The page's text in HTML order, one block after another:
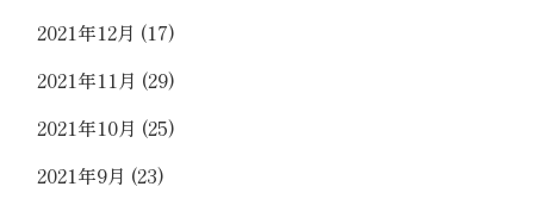
2021年12月 (17)
2021年11月 (29)
2021年10月 (25)
2021年9月 (23)